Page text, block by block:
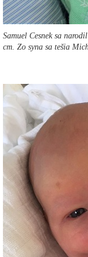
Samuel Cesnek sa
cm. Zo syna sa tešia